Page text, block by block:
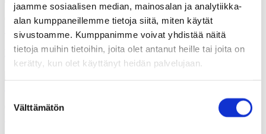
jaamme sosiaalisen median, mainosalan ja analytiikka-
alan kumppaneillemme tietoja siitä, miten käytät
sivustoamme. Kumppanimme voivat yhdistää näitä
tietoja muihin tietoihin, joita olet antanut heille tai joita on
kerätty, kun olet käyttänyt heidän palvelujaan.
valinta
Välttämätön
04.06.2025
Uutiset
Kehitysehdotuksia oppimisen tuelle lukioissa
02.06.2025